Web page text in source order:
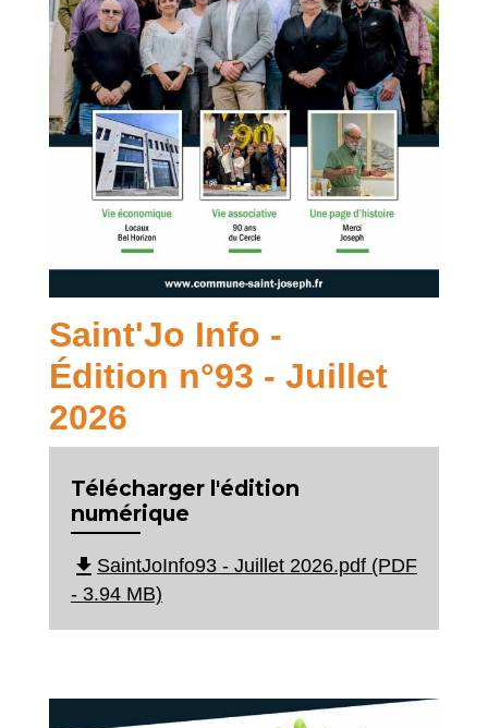
Saint'Jo Info -
Édition n°93 - Juillet
2026
Télécharger l'édition
numérique
file_download SaintJoInfo93 - Juillet 2026.pdf (PDF
- 3.94 MB)